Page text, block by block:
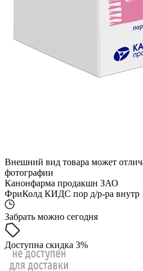
Внешний вид товара может
фотографии
Канонфарма продакшн ЗАО
ФриКолд КИДС пор д/р-ра внутр
Забрать можно сегодня
Доступна скидка 3%